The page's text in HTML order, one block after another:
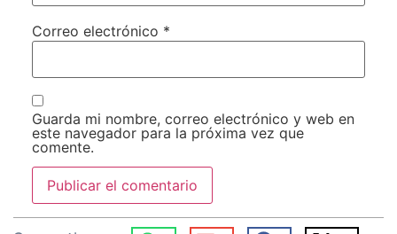
Correo electrónico *
Guarda mi nombre, correo electrónico y web en
este navegador para la próxima vez que
comente.